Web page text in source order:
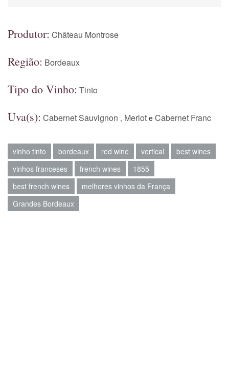
Produtor: Château Montrose
Região: Bordeaux
Tipo do Vinho: Tinto
Uva(s): Cabernet Sauvignon , Merlot e Cabernet Franc
vinho tinto bordeaux red wine vertical
best wines
vinhos franceses
french wines
1855
best french wines
melhores vinhos da França
Grandes Bordeaux